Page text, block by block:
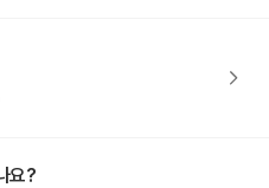
요?